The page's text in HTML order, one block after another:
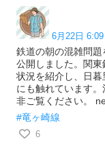
6月22日 6:09
鉄道の朝の混雑問
公開しました。関
状況を紹介し、日
にも触れています
非ご覧ください。
#竜ヶ崎線
6